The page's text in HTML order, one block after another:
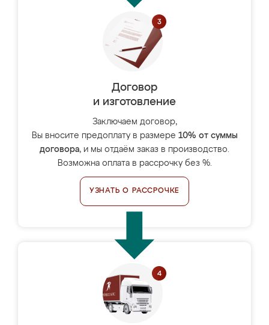
Договор
и изготовление
Заключаем договор,
Вы вносите предоплату в размере 10% от суммы
договора, и мы отдаём заказ в производство.
Возможна оплата в рассрочку без %.
УЗНАТЬ О РАССРОЧКЕ